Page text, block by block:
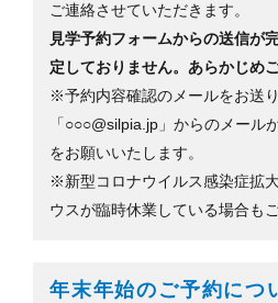
ご連絡させていただきます。
見学予約フォームからの送信が
定しておりません。あらかじめ
※予約内容確認のメールをお送り
「○○○@silpia.jp」からのメール
をお願いいたします。
※新型コロナウイルス感染症拡
ウスが臨時休業している場合も
年末年始のご予約につ